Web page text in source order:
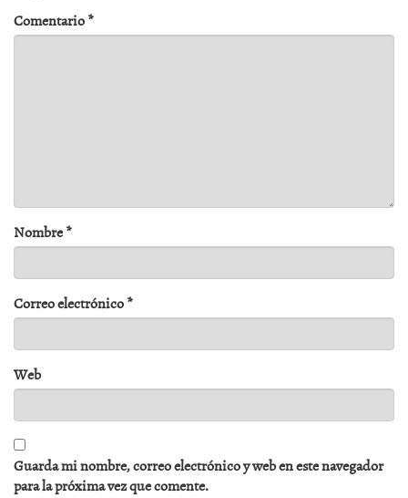
Comentario*
Nombre*
Correo electrónico*
Web
Guarda mi nombre, correo electrónico y web en este navegador
para la próxima vez que comente.